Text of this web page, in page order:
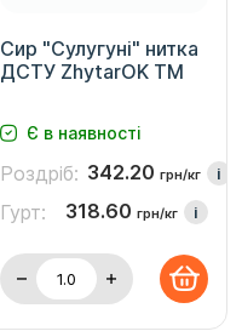
Сир "Сулугуні" нитка
ДСТУ ZhytarOK TM
Є в наявності
Роздріб: 342.20 грн/кг i
Гурт: 318.60 грн/кг i